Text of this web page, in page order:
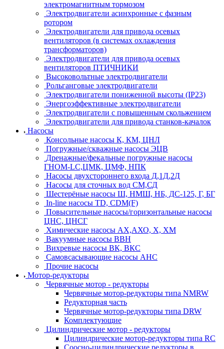
электромагнитным тормозом
Электродвигатели асинхронные с фазным
ротором
Электродвигатели для привода осевых
вентиляторов (в системах охлаждения
трансформаторов)
Электродвигатели для привода осевых
вентиляторов ПТИЧНИКИ
Высоковольтные электродвигатели
Рольганговые электродвигатели
Электродвигатели пониженной высоты (IP23)
Энергоэффективные электродвигатели
Электродвигатели с повышенным скольжением
Электродвигатели для привода станков-качалок
Насосы
Консольные насосы К, КМ, ЦНЛ
Погружные/скважные насосы ЭЦВ
Дренажные/фекальные погружные насосы
ГНОМ-LC,ЦМК, ЦМФ, НПК
Насосы двухстороннего входа Д,1Д,2Д
Насосы для сточных вод СМ,СД
Шестерёные насосы Ш, НМШ, НБ, ДС-125, Г, БГ
In-line насосы TD, CDM(F)
Повысительные насосы/горизонтальные насосы
ЦНС, ЦНСГ
Химические насосы АХ,АХО, Х, ХМ
Вакуумные насосы ВВН
Вихревые насосы ВК, ВКС
Самовсасывающие насосы АНС
Прочие насосы
Мотор-редукторы
Червячные мотор - редукторы
Червячные мотор-редукторы типа NMRW
Редукторная часть
Червячные мотор-редукторы типа DRW
Комплектующие
Цилиндрические мотор - редукторы
Цилиндрические мотор-редукторы типа RC
Соосно-цилиндрические редукторы в